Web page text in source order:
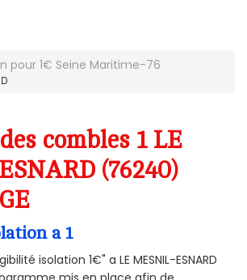
pour 1€ Seine Maritime-76
combles 1 LE
(76240)
a 1
isolation 1€" a LE MESNIL-ESNARD